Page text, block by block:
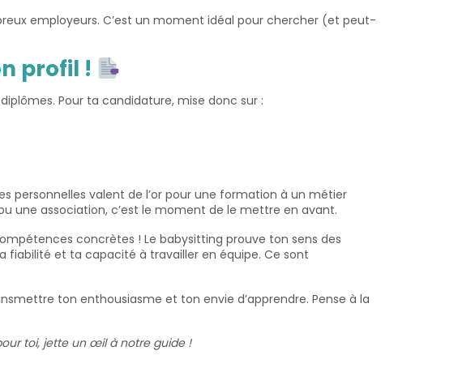
employeurs. C’est un moment idéal pour chercher (et peut-
profil !
Pour ta candidature, mise donc sur :
personnelles valent de l’or pour une formation à un métier
une association, c’est le moment de le mettre en avant.
concrètes ! Le babysitting prouve ton sens des
fiabilité et ta capacité à travailler en équipe. Ce sont
ton enthousiasme et ton envie d’apprendre. Pense à la
toi, jette un œil à notre guide !